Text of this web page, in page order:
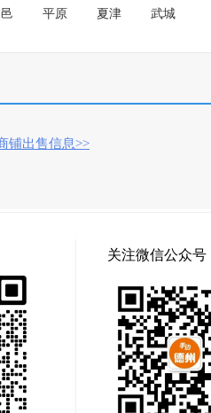
平原 夏津 武城
铺出售信息>>
关注微信公众号